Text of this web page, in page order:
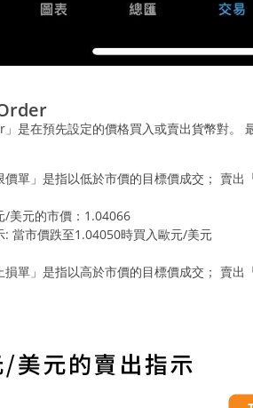
」是在預先設定的價格買入或賣出貨幣對。
價單」是指以低於市價的目標價成交； 賣出
/美元的市價：1.04066
: 當市價跌至1.04050時買入歐元/美元
損單」是指以高於市價的目標價成交； 賣出